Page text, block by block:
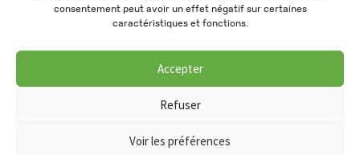
consentement peut avoir un effet négatif sur certaines
caractéristiques et fonctions.
Accepter
Refuser
Voir les préférences